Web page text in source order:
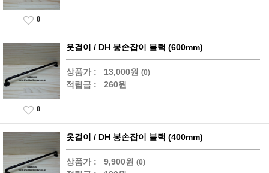
0
옷걸이 / DH 봉손잡이 블랙 (600mm)
상품가 : 13,000원 (0)
적립금 : 260원
0
옷걸이 / DH 봉손잡이 블랙 (400mm)
상품가 : 9,900원 (0)